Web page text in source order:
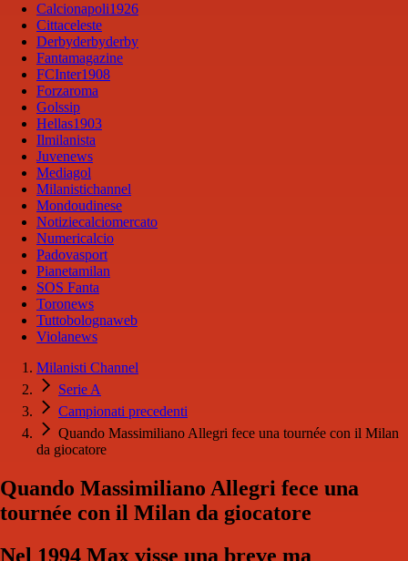
Calcionapoli1926
Cittaceleste
Derbyderbyderby
Fantamagazine
FCInter1908
Forzaroma
Golssip
Hellas1903
Ilmilanista
Juvenews
Mediagol
Milanistichannel
Mondoudinese
Notiziecalciomercato
Numericalcio
Padovasport
Pianetamilan
SOS Fanta
Toronews
Tuttobolognaweb
Violanews
Milanisti Channel
Serie A
Campionati precedenti
Quando Massimiliano Allegri fece una tournée con il Milan
da giocatore
Quando Massimiliano Allegri fece una
tournée con il Milan da giocatore
Nel 1994 Max visse una breve ma